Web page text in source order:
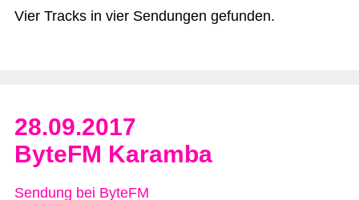
Vier Tracks in vier Sendungen gefunden.
28.09.2017
ByteFM Karamba
Sendung bei ByteFM